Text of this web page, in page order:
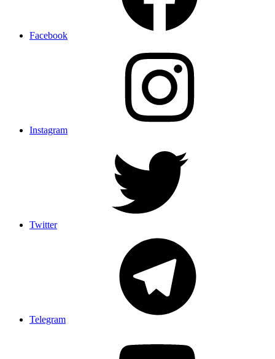
Facebook
Instagram
Twitter
Telegram